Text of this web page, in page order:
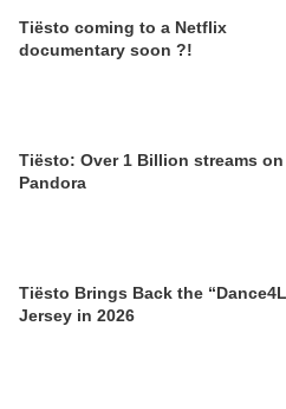
Tiësto coming to a Netflix
documentary soon ?!
Tiësto: Over 1 Billion streams on
Pandora
Tiësto Brings Back the
Jersey in 2026